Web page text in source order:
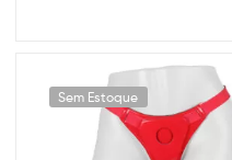
Sem Estoque